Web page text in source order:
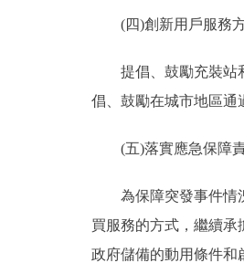
(四)創新用戶服務
提倡、鼓勵充裝站和
倡、鼓勵在城市地區通
(五)落實應急保障
為保障突發事件情況
買服務的方式，繼續
政府儲備的動用條件和